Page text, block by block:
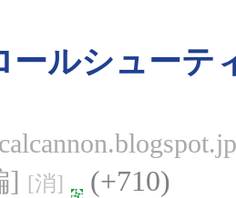
ールシューテ
] [消]
(+710)